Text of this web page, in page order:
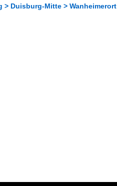
Duisburg-Mitte > Wanheimerort